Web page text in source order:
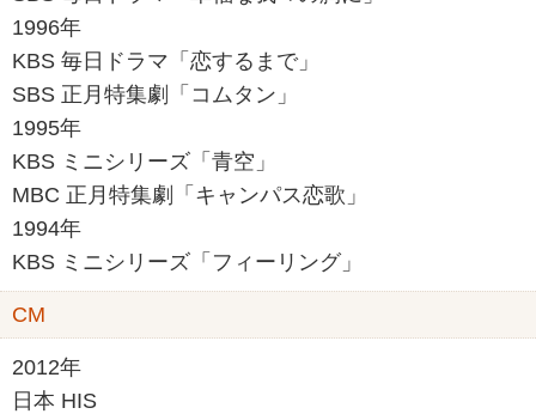
1996年
KBS 毎日ドラマ「恋するまで」
SBS 正月特集劇「コムタン」
1995年
KBS ミニシリーズ「青空」
MBC 正月特集劇「キャンパス恋歌」
1994年
KBS ミニシリーズ「フィーリング」
CM
2012年
日本 HIS